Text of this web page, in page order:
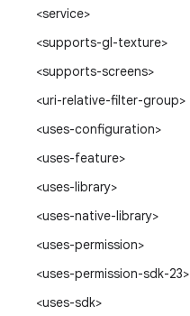
<service>
<supports-gl-texture>
<supports-screens>
<uri-relative-filter-group>
<uses-configuration>
<uses-feature>
<uses-library>
<uses-native-library>
<uses-permission>
<uses-permission-sdk-23>
<uses-sdk>